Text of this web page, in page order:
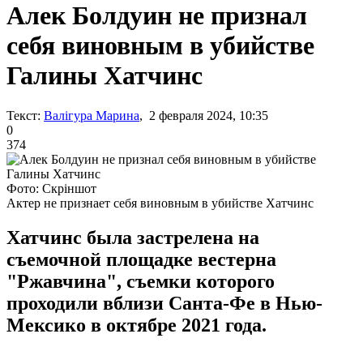
Алек Болдуин не признал
себя виновным в убийстве
Галины Хатчинс
Текст: Валігура Марина, 2 февраля 2024, 10:35
0
374
Фото: Скріншот
Актер не признает себя виновным в убийстве Хатчинс
Хатчинс была застрелена на
съемочной площадке вестерна
"Ржавчина", съемки которого
проходили вблизи Санта-Фе в Нью-
Мексико в октябре 2021 года.